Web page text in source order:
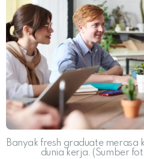
Banyak fresh graduate merasa
dunia kerja. (Sumber